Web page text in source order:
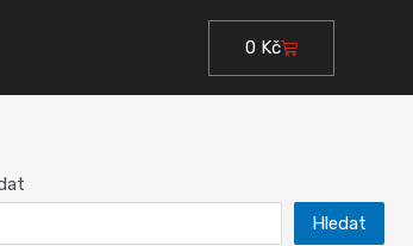
0 Kč Cart
Hledat